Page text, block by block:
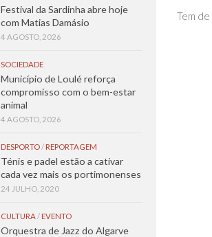
Tem de
Festival da Sardinha abre hoje
com Matias Damásio
4 AGOSTO, 2026
SOCIEDADE
Município de Loulé reforça
compromisso com o bem-estar
animal
4 AGOSTO, 2026
DESPORTO/ REPORTAGEM
Ténis e padel estão a cativar
cada vez mais os portimonenses
24 JULHO, 2020
CULTURA/ EVENTO
Orquestra de Jazz do Algarve